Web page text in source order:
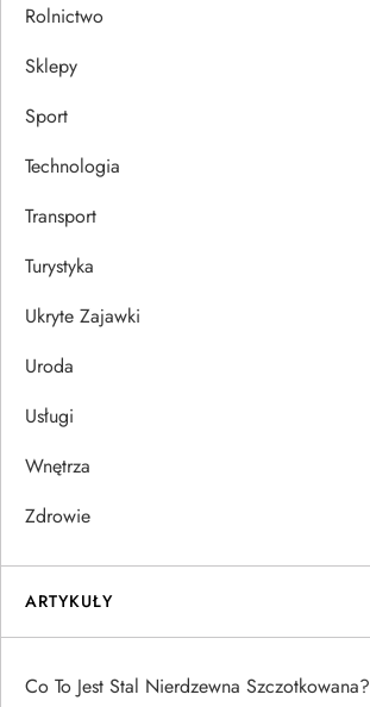
Rolnictwo
Sklepy
Sport
Technologia
Transport
Turystyka
Ukryte Zajawki
Uroda
Usługi
Wnętrza
Zdrowie
ARTYKUŁY
Co To Jest Stal Nierdzewna Szczotkowana?